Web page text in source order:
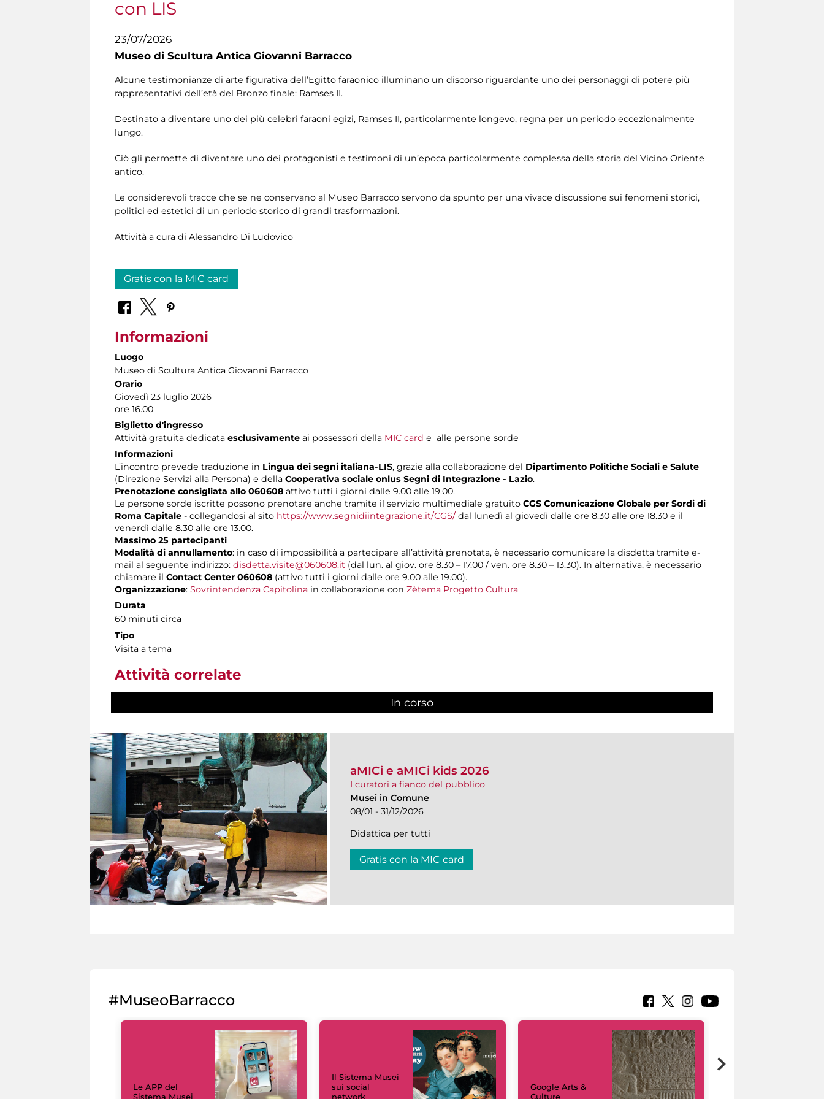
con LIS
23/07/2026
Museo di Scultura Antica Giovanni Barracco
Alcune testimonianze di arte figurativa dell’Egitto faraonico illuminano un discorso riguardante uno dei personaggi di potere più
rappresentativi dell’età del Bronzo finale: Ramses II.
Destinato a diventare uno dei più celebri faraoni egizi, Ramses II, particolarmente longevo, regna per un periodo eccezionalmente
lungo.
Ciò gli permette di diventare uno dei protagonisti e testimoni di un’epoca particolarmente complessa della storia del Vicino Oriente
antico.
Le considerevoli tracce che se ne conservano al Museo Barracco servono da spunto per una vivace discussione sui fenomeni storici,
politici ed estetici di un periodo storico di grandi trasformazioni.
Attività a cura di Alessandro Di Ludovico
Gratis con la MIC card
Informazioni
Luogo
Museo di Scultura Antica Giovanni Barracco
Orario
Giovedì 23 luglio 2026
ore 16.00
Biglietto d'ingresso
Attività gratuita dedicata esclusivamente ai possessori della MIC card e alle persone sorde
Informazioni
L’incontro prevede traduzione in Lingua dei segni italiana-LIS, grazie alla collaborazione del Dipartimento Politiche Sociali e Salute
(Direzione Servizi alla Persona) e della Cooperativa sociale onlus Segni di Integrazione - Lazio.
Prenotazione consigliata allo 060608 attivo tutti i giorni dalle 9.00 alle 19.00.
Le persone sorde iscritte possono prenotare anche tramite il servizio multimediale gratuito CGS Comunicazione Globale per Sordi di
Roma Capitale - collegandosi al sito https://www.segnidiintegrazione.it/CGS/dal lunedì al giovedì dalle ore 8.30 alle ore 18.30 e il
venerdì dalle 8.30 alle ore 13.00.
Massimo 25 partecipanti
Modalità di annullamento: in caso di impossibilità a partecipare all’attività prenotata, è necessario comunicare la disdetta tramite e-
mail al seguente indirizzo: disdetta.visite@060608.it (dal lun. al giov. ore 8.30 – 17.00 / ven. ore 8.30 – 13.30). In alternativa, è necessario
chiamare il Contact Center 060608 (attivo tutti i giorni dalle ore 9.00 alle 19.00).
Organizzazione: Sovrintendenza Capitolina in collaborazione con Zètema Progetto Cultura
Durata
60 minuti circa
Tipo
Visita a tema
Attività correlate
In corso
aMICi e aMICi kids 2026
I curatori a fianco del pubblico
Musei in Comune
08/01 - 31/12/2026
Didattica per tutti
Gratis con la MIC card
#MuseoBarracco
Le APP del
Sistema Musei
Il Sistema Musei
sui social
network
Google Arts &
Culture